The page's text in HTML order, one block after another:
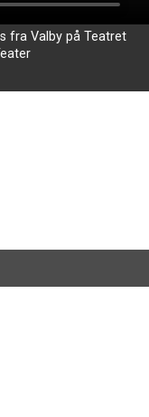
fra Valby på Teatret